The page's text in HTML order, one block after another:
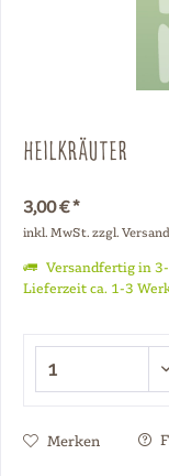
Heilkräuter
3,00 € *
inkl. MwSt. zzgl.
Versandfertig in
Lieferzeit ca. 1-3
Merken